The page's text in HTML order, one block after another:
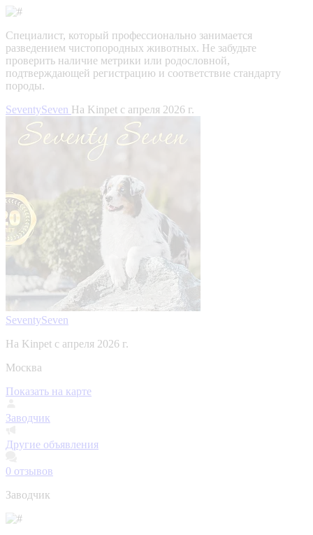
Специалист, который профессионально занимается
разведением чистопородных животных. Не забудьте
проверить наличие метрики или родословной,
подтверждающей регистрацию и соответствие стандарту
породы.
SeventySeven На Kinpet c апреля 2026 г.
SeventySeven
На Kinpet c апреля 2026 г.
Москва
Показать на карте
Заводчик
Другие объявления
0 отзывов
Заводчик